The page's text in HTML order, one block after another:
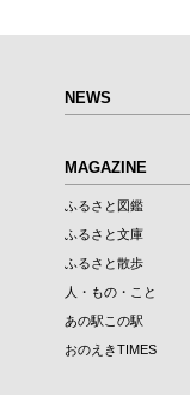
NEWS
MAGAZINE
ふるさと図鑑
ふるさと文庫
ふるさと散歩
人・もの・こと
あの駅この駅
おのえきTIMES